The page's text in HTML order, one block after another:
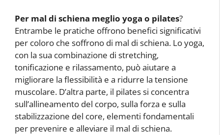
Per mal di schiena meglio yoga o pilates?
Entrambe le pratiche offrono benefici significativi
per coloro che soffrono di mal di schiena. Lo yoga,
con la sua combinazione di stretching,
tonificazione e rilassamento, può aiutare a
migliorare la flessibilità e a ridurre la tensione
muscolare. D’altra parte, il pilates si concentra
sull’allineamento del corpo, sulla forza e sulla
stabilizzazione del core, elementi fondamentali
per prevenire e alleviare il mal di schiena.